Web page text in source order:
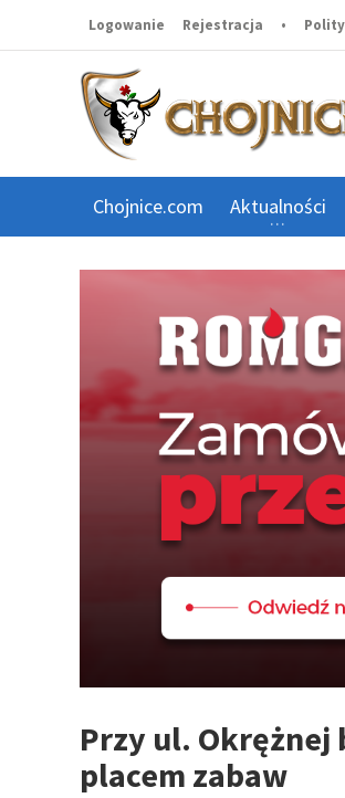
Logowanie Rejestracja •
Chojnice.com Aktualności
Przy ul.
placem zabaw